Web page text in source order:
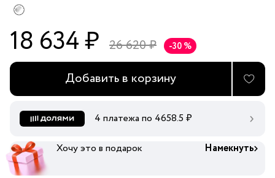
18 634 ₽ 26 620 ₽ -30 %
Добавить в корзину
4 платежа по 4658.5 ₽
Хочу это в подарок Намекнуть